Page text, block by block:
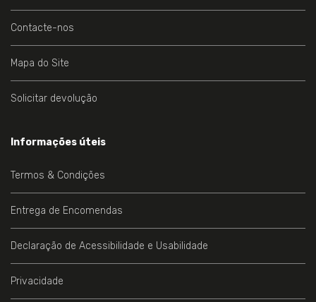
Contacte-nos
Mapa do Site
Solicitar devolução
Informações úteis
Termos & Condições
Entrega de Encomendas
Declaração de Acessibilidade e Usabilidade
Privacidade